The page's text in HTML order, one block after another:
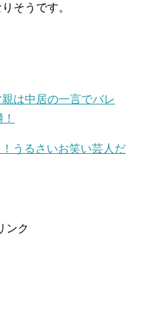
そうです。
は中居の一言でバレ
うるさいお笑い芸人だ
ンク